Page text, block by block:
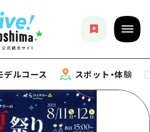
デルコース スポット・体験